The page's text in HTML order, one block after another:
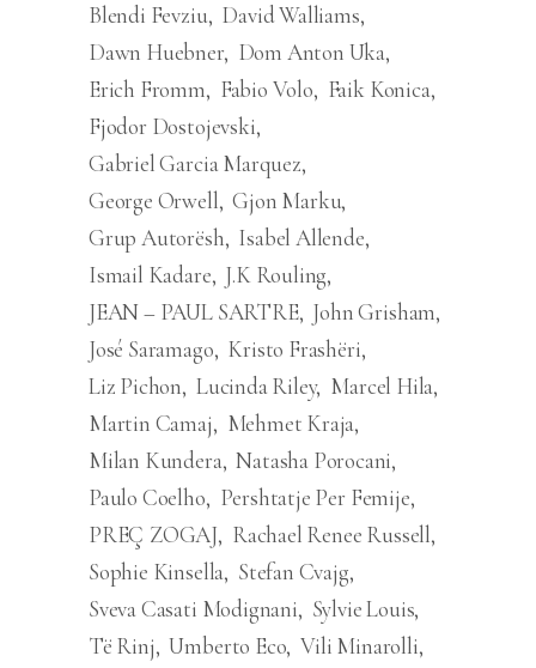
Blendi Fevziu David Walliams
Dawn Huebner Dom Anton Uka
Erich Fromm
Fabio Volo
Faik Konica
Fjodor Dostojevski
Gabriel Garcia Marquez
George Orwell Gjon Marku
Grup Autorësh Isabel Allende
Ismail Kadare J.K Rouling
JEAN – PAUL SARTRE John Grisham
José Saramago Kristo Frashëri
Liz Pichon Lucinda Riley Marcel Hila
Martin Camaj
Mehmet Kraja
Milan Kundera Natasha Porocani
Paulo Coelho
Pershtatje Per Femije
PREÇ ZOGAJ
Rachael Renee Russell
Sophie Kinsella Stefan Cvajg
Sveva Casati Modignani
Sylvie Louis
Të Rinj Umberto Eco Vili Minarolli